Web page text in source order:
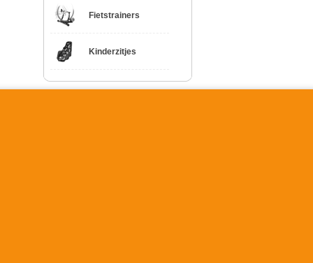
Fietstrainers
Kinderzitjes